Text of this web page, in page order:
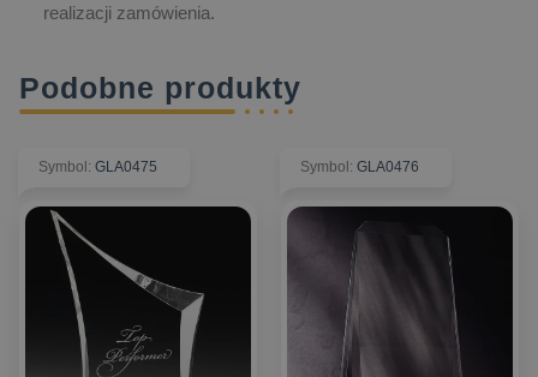
realizacji zamówienia.
Podobne produkty
Symbol: GLA0475 Symbol: GLA0476